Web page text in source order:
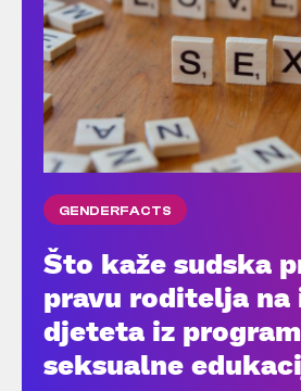
GENDERFACTS
Što kaže sudska
pravu roditelja na
djeteta iz
seksualne